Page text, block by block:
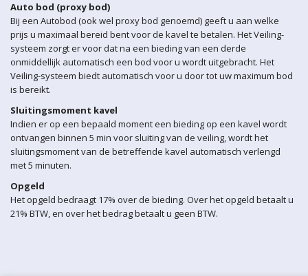
Auto bod (proxy bod)
Bij een Autobod (ook wel proxy bod genoemd) geeft u aan welke
prijs u maximaal bereid bent voor de kavel te betalen. Het Veiling-
systeem zorgt er voor dat na een bieding van een derde
onmiddellijk automatisch een bod voor u wordt uitgebracht. Het
Veiling-systeem biedt automatisch voor u door tot uw maximum bod
is bereikt.
Sluitingsmoment kavel
Indien er op een bepaald moment een bieding op een kavel wordt
ontvangen binnen 5 min voor sluiting van de veiling, wordt het
sluitingsmoment van de betreffende kavel automatisch verlengd
met 5 minuten.
Opgeld
Het opgeld bedraagt 17% over de bieding. Over het opgeld betaalt u
21% BTW, en over het bedrag betaalt u geen BTW.